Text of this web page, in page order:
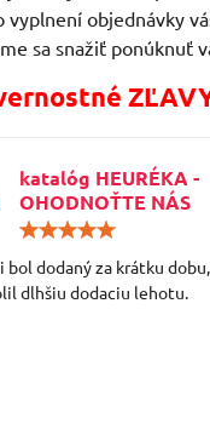
objednávky
sa snažiť ponúknuť
katalóg HEURÉKA -
OHODNOŤTE NÁS
/
5
bol dodaný za krátku
dlhšiu dodaciu lehotu.